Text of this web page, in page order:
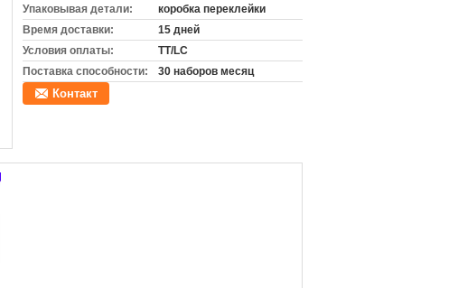
Упаковывая детали:
коробка переклейки
Время доставки:
15 дней
Условия оплаты:
TT/LC
Поставка способности:
30 наборов месяц
Контакт